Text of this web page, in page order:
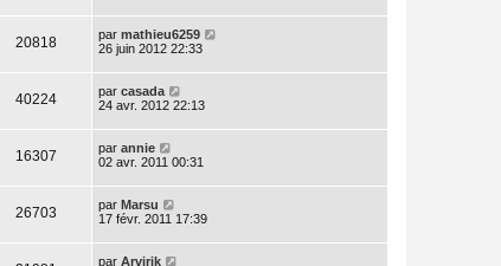
20818 par mathieu6259
26 juin 2012 22:33
40224 par casada
24 avr. 2012 22:13
16307 par annie
02 avr. 2011 00:31
26703 par Marsu
17 févr. 2011 17:39
par Arvirik